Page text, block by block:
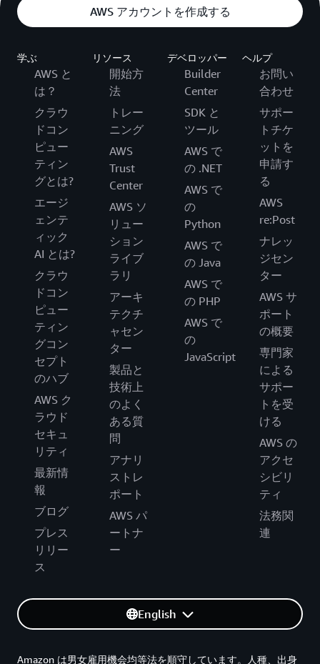
AWS アカウントを作成する
学ぶ
AWS と
は？
クラウ
ドコン
ピュー
ティン
グとは?
エージ
ェンテ
ィック
AI とは?
クラウ
ドコン
ピュー
ティン
グコン
セプト
のハブ
AWS ク
ラウド
セキュ
リティ
最新情
報
ブログ
プレス
リリー
ス
リソース
開始方
法
トレー
ニング
AWS
Trust
Center
AWS ソ
リュー
ション
ライブ
ラリ
アーキ
テクチ
ャセン
ター
製品と
技術上
のよく
ある質
問
アナリ
ストレ
ポート
AWS パ
ートナ
ー
デベロッパー
Builder
Center
SDK と
ツール
AWS で
の .NET
AWS で
の
Python
AWS で
の Java
AWS で
の PHP
AWS で
の
JavaScript
ヘルプ
お問い
合わせ
サポー
トチケ
ットを
申請す
る
AWS
re:Post
ナレッ
ジセン
ター
AWS サ
ポート
の概要
専門家
による
サポー
トを受
ける
AWS の
アクセ
シビリ
ティ
法務関
連
English
Amazon は男女雇用機会均等法を順守しています。人種、出身